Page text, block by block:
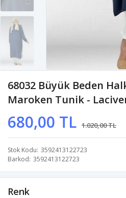
68032 Büyük Beden
Maroken Tunik -
680,00 TL 1.020,00 TL
Stok Kodu 3592413122723
Barkod 3592413122723
Renk